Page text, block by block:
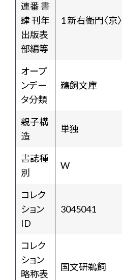
連番 書
肆 刊年
出版表
部編等
1 新右衛門〈京〉
オープ
ンデー
タ分類
鵜飼文庫
親子構
造
単独
書誌種
別
W
コレク
ション
ID
3045041
コレク
ション
略称表
国文研鵜飼